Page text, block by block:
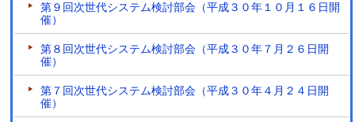
第９回次世代システム検討部会（平成３０年１０月１６日開
催）
第８回次世代システム検討部会（平成３０年７月２６日開
催）
第７回次世代システム検討部会（平成３０年４月２４日開
催）